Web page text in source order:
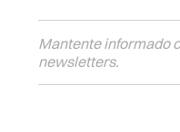
Mantente informado
newsletters.